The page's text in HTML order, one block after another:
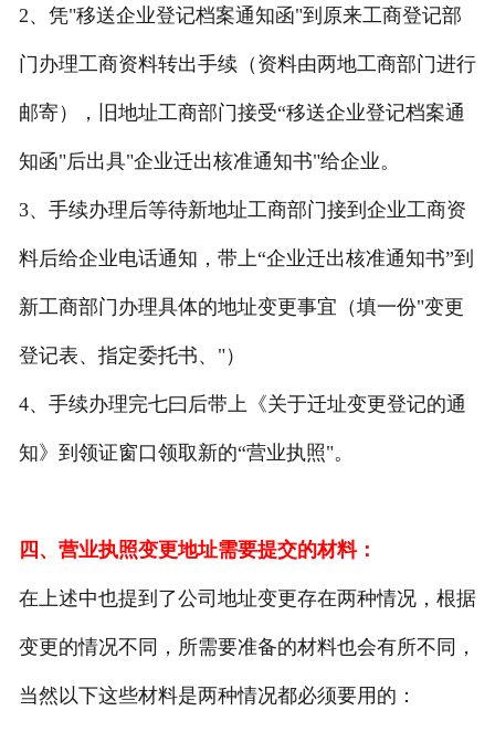
2、凭"移送企业登记档案通知函"到原来工商登记部
门办理工商资料转出手续（资料由两地工商部门进行
邮寄），旧地址工商部门接受“移送企业登记档案通
知函"后出具"企业迁出核准通知书"给企业。
3、手续办理后等待新地址工商部门接到企业工商资
料后给企业电话通知，带上“企业迁出核准通知书”到
新工商部门办理具体的地址变更事宜（填一份"变更
登记表、指定委托书、"）
4、手续办理完七曰后带上《关于迁址变更登记的通
知》到领证窗口领取新的“营业执照"。
四、营业执照变更地址需要提交的材料：
在上述中也提到了公司地址变更存在两种情况，根据
变更的情况不同，所需要准备的材料也会有所不同，
当然以下这些材料是两种情况都必须要用的：